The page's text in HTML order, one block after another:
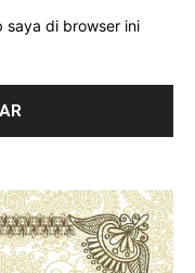
saya di browser ini